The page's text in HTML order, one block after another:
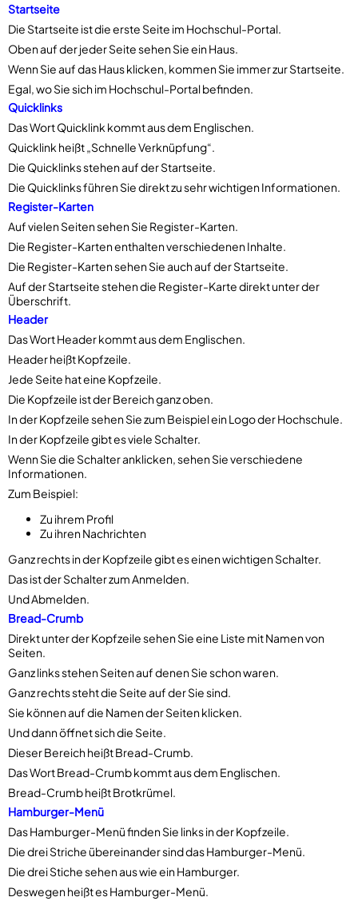
Startseite
Die Startseite ist die erste Seite im Hochschul-Portal.
Oben auf der jeder Seite sehen Sie ein Haus.
Wenn Sie auf das Haus klicken, kommen Sie immer zur Startseite.
Egal, wo Sie sich im Hochschul-Portal befinden.
Quicklinks
Das Wort Quicklink kommt aus dem Englischen.
Quicklink heißt „Schnelle Verknüpfung“.
Die Quicklinks stehen auf der Startseite.
Die Quicklinks führen Sie direkt zu sehr wichtigen Informationen.
Register-Karten
Auf vielen Seiten sehen Sie Register-Karten.
Die Register-Karten enthalten verschiedenen Inhalte.
Die Register-Karten sehen Sie auch auf der Startseite.
Auf der Startseite stehen die Register-Karte direkt unter der
Überschrift.
Header
Das Wort Header kommt aus dem Englischen.
Header heißt Kopfzeile.
Jede Seite hat eine Kopfzeile.
Die Kopfzeile ist der Bereich ganz oben.
In der Kopfzeile sehen Sie zum Beispiel ein Logo der Hochschule.
In der Kopfzeile gibt es viele Schalter.
Wenn Sie die Schalter anklicken, sehen Sie verschiedene
Informationen.
Zum Beispiel:
Zu ihrem Profil
Zu ihren Nachrichten
Ganz rechts in der Kopfzeile gibt es einen wichtigen Schalter.
Das ist der Schalter zum Anmelden.
Und Abmelden.
Bread-Crumb
Direkt unter der Kopfzeile sehen Sie eine Liste mit Namen von
Seiten.
Ganz links stehen Seiten auf denen Sie schon waren.
Ganz rechts steht die Seite auf der Sie sind.
Sie können auf die Namen der Seiten klicken.
Und dann öffnet sich die Seite.
Dieser Bereich heißt Bread-Crumb.
Das Wort Bread-Crumb kommt aus dem Englischen.
Bread-Crumb heißt Brotkrümel.
Hamburger-Menü
Das Hamburger-Menü finden Sie links in der Kopfzeile.
Die drei Striche übereinander sind das Hamburger-Menü.
Die drei Stiche sehen aus wie ein Hamburger.
Deswegen heißt es Hamburger-Menü.